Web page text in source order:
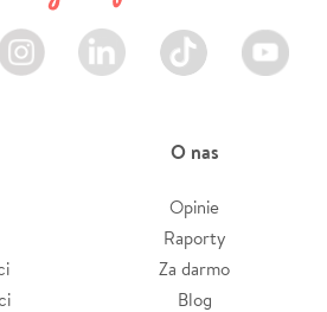
Instagram LinkedIn TikTok Youtube
O nas
Opinie
Raporty
Za darmo
Blog